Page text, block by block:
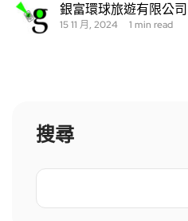
銀富環球旅遊有限公司
15 11 月, 2024 1 min read
搜尋